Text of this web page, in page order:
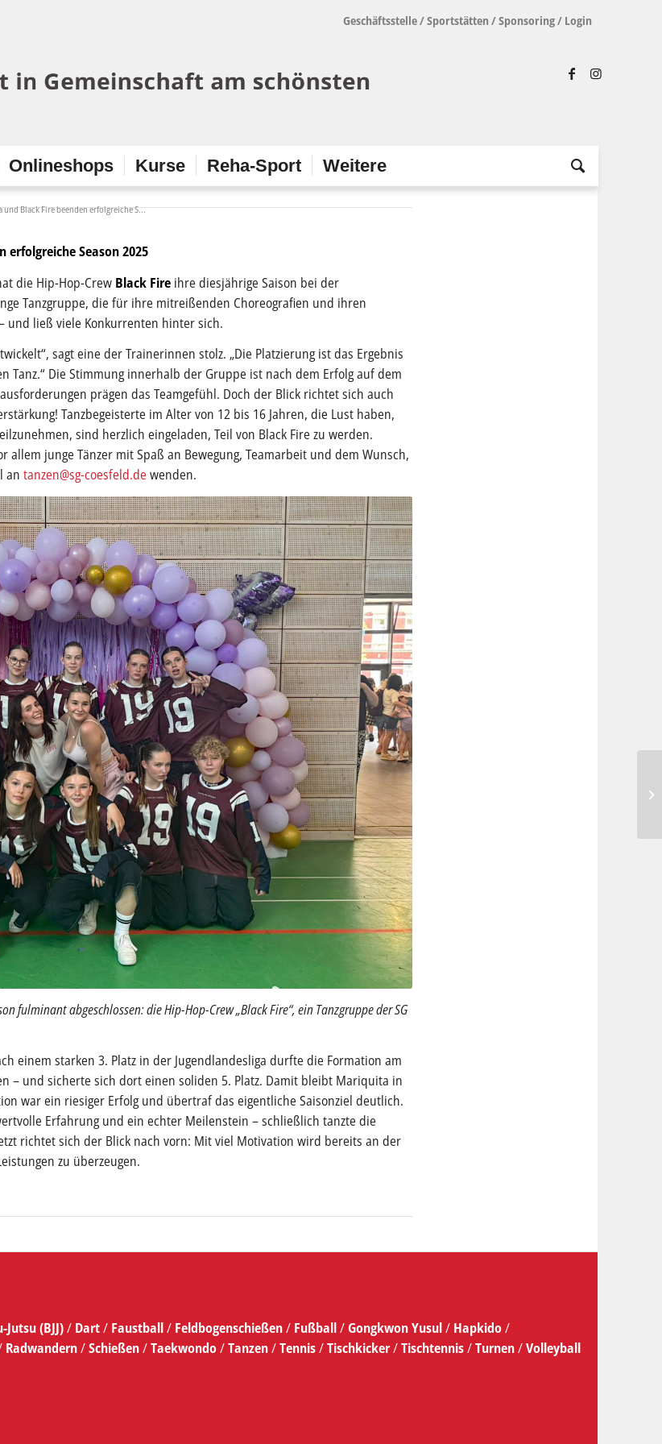
Geschäftsstelle/Sportstätten /Sponsoring/ Login
Onlineshops Kurse Reha-Sport Weitere
und Black Fire beenden erfolgreiche S...
erfolgreiche Season 2025
die Hip-Hop-Crew Black Fire ihre diesjährige Saison bei der
Tanzgruppe, die für ihre mitreißenden Choreografien und ihren
und ließ viele Konkurrenten hinter sich.
sagt eine der Trainerinnen stolz. „Die Platzierung ist das Ergebnis
Die Stimmung innerhalb der Gruppe ist nach dem Erfolg auf dem
prägen das Teamgefühl. Doch der Blick richtet sich auch
Tanzbegeisterte im Alter von 12 bis 16 Jahren, die Lust haben,
sind herzlich eingeladen, Teil von Black Fire zu werden.
junge Tänzer mit Spaß an Bewegung, Teamarbeit und dem Wunsch,
antanzen@sg-coesfeld.de wenden.
fulminant abgeschlossen: die Hip-Hop-Crew „Black Fire“, ein Tanzgruppe der SG
einem starken 3. Platz in der Jugendlandesliga durfte die Formation am
– und sicherte sich dort einen soliden 5. Platz. Damit bleibt Mariquita in
war ein riesiger Erfolg und übertraf das eigentliche Saisonziel deutlich.
Erfahrung und ein echter Meilenstein – schließlich tanzte die
richtet sich der Blick nach vorn: Mit viel Motivation wird bereits an der
zu überzeugen.
Jutsu (BJJ)/ Dart/ Faustball/ Feldbogenschießen/ Fußball/Gongkwon Yusul/ Hapkido/
Radwandern/Schießen/Taekwondo/Tanzen/Tennis/Tischkicker/Tischtennis/Turnen/Volleyball